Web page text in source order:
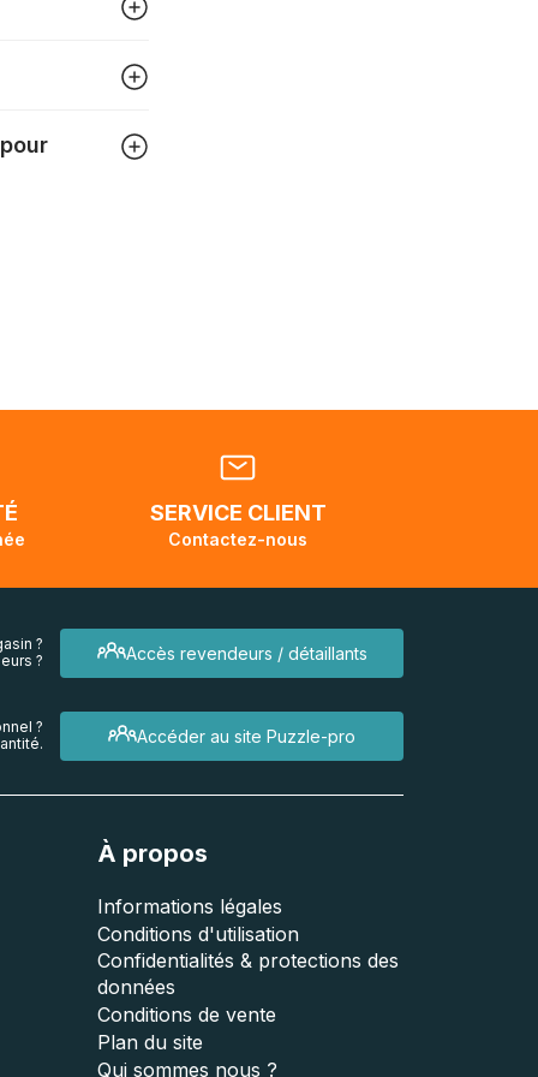
SERVICE CLIENT
Contactez-nous
Accès revendeurs / détaillants
?
?
Accéder au site Puzzle-pro
?
À propos
Informations légales
Conditions d'utilisation
Confidentialités & protections des
données
Conditions de vente
Plan du site
Qui sommes nous ?